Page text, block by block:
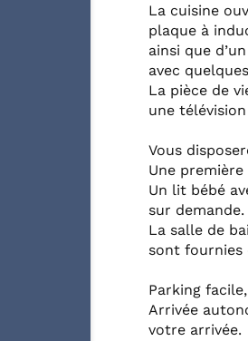
La cuisine
plaque à
ainsi que
avec
La pièce de
une
Vous
Une
Un lit bébé
sur demande.
La salle de
sont fournies
Parking
Arrivée
votre arrivée.